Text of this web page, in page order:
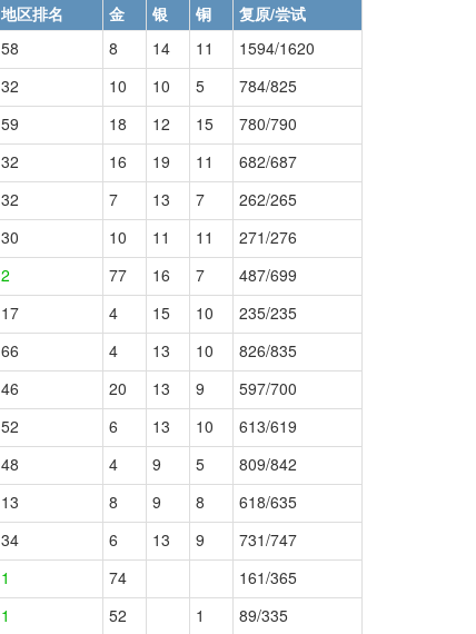
地区排名 金 银 铜
复原/尝试
58 8 14 11
1594/1620
32 10 10 5
784/825
59 18 12 15
780/790
32 16 19 11
682/687
32 7 13 7
262/265
30 10 11 11
271/276
2 77 16 7
487/699
17 4 15 10
235/235
66 4 13 10
826/835
46 20 13 9
597/700
52 6 13 10
613/619
48 4 9 5
809/842
13 8 9 8
618/635
34 6 13 9
731/747
1 74
161/365
1 52 1
89/335